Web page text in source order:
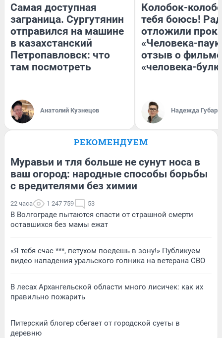
Самая доступная
заграница. Сургутянин
отправился на машине
в казахстанский
Петропавловск: что
там посмотреть
Анатолий Кузнецов
Колобок-
тебя боюсь!
отложили
«Человека-
отзыв о
«человека-
Надежда Губарь
РЕКОМЕНДУЕМ
Муравьи и тля больше не сунут носа в
ваш огород: народные способы борьбы
с вредителями без химии
22 часа 1 247 759 53
В Волгограде пытаются спасти от страшной смерти
оставшихся без мамы ежат
«Я тебя счас ***, петухом поедешь в зону!» Публикуем
видео нападения уральского гопника на ветерана СВО
В лесах Архангельской области много лисичек: как их
правильно пожарить
Питерский блогер сбегает от городской суеты в
деревню